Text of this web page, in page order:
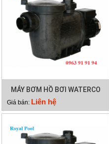
MÁY BƠM HỒ BƠI WATERCO
HYDROSTAR 200
Giá bán: Liên hệ